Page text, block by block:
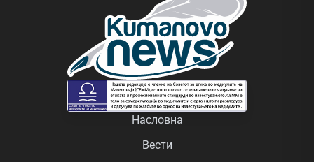
Насловна
Вести